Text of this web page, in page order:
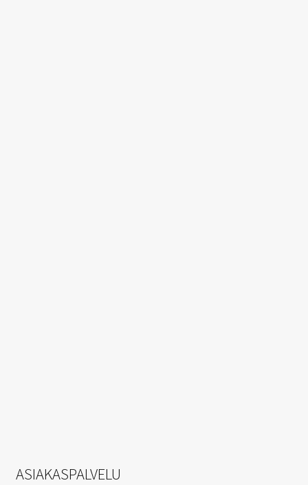
ASIAKASPALVELU